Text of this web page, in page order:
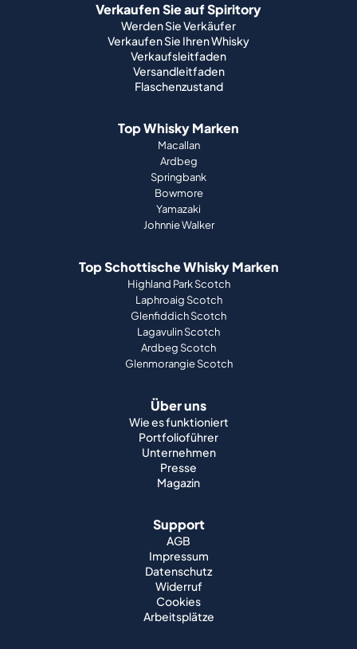
Verkaufen Sie auf Spiritory
Werden Sie Verkäufer
Verkaufen Sie Ihren Whisky
Verkaufsleitfaden
Versandleitfaden
Flaschenzustand
Top Whisky Marken
Macallan
Ardbeg
Springbank
Bowmore
Yamazaki
Johnnie Walker
Top Schottische Whisky Marken
Highland Park Scotch
Laphroaig Scotch
Glenfiddich Scotch
Lagavulin Scotch
Ardbeg Scotch
Glenmorangie Scotch
Über uns
Wie es funktioniert
Portfolioführer
Unternehmen
Presse
Magazin
Support
AGB
Impressum
Datenschutz
Widerruf
Cookies
Arbeitsplätze